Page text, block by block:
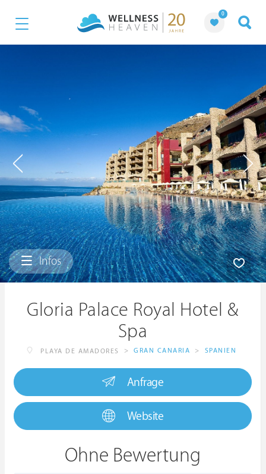
0
Infos
Gloria Palace Royal Hotel &
Spa
PLAYA DE AMADORES > GRAN CANARIA > SPANIEN
Anfrage
Website
Ohne Bewertung